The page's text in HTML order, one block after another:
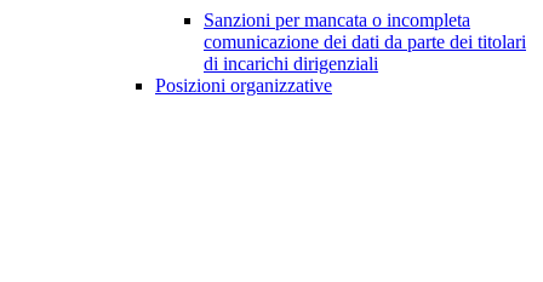
Sanzioni per mancata o incompleta
comunicazione dei dati da parte dei titolari
di incarichi dirigenziali
Posizioni organizzative